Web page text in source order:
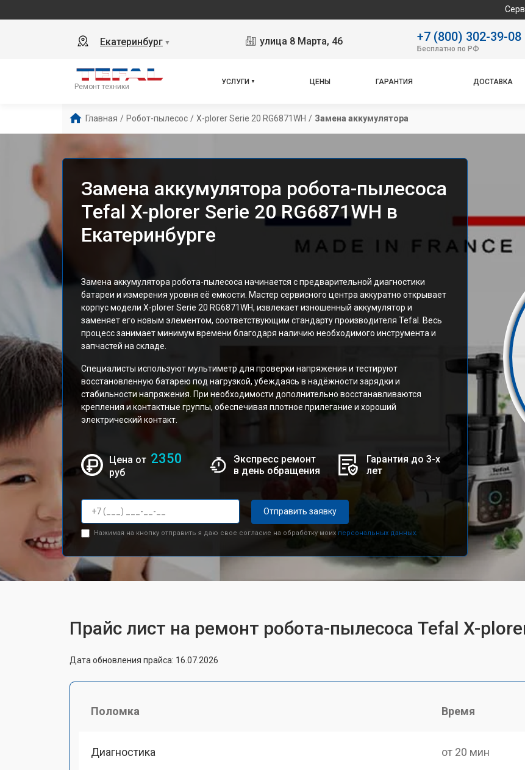
Сервисный
Екатеринбург ▼ улица 8 Марта, 46 +7 (800) 302-39-08
Бесплатно по РФ
Ремонт техники
УСЛУГИ ЦЕНЫ ГАРАНТИЯ ДОСТАВКА
Главная / Робот-пылесос / X-plorer Serie 20 RG6871WH / Замена аккумулятора
Замена аккумулятора робота-пылесоса
Tefal X-plorer Serie 20 RG6871WH в
Екатеринбурге
Замена аккумулятора робота-пылесоса начинается с предварительной диагностики
батареи и измерения уровня её емкости. Мастер сервисного центра аккуратно открывает
корпус модели X-plorer Serie 20 RG6871WH, извлекает изношенный аккумулятор и
заменяет его новым элементом, соответствующим стандарту производителя Tefal. Весь
процесс занимает минимум времени благодаря наличию необходимого инструмента и
запчастей на складе.
Специалисты используют мультиметр для проверки напряжения и тестируют
восстановленную батарею под нагрузкой, убеждаясь в надёжности зарядки и
стабильности напряжения. При необходимости дополнительно восстанавливаются
крепления и контактные группы, обеспечивая плотное прилегание и хороший
электрический контакт.
Цена от 2350
руб
Экспресс ремонт
в день обращения
Гарантия до 3-х
лет
Отправить заявку
Нажимая на кнопку отправить я даю свое согласие на обработку моих персональных данных.
Прайс лист на ремонт робота-пылесоса Tefal X-
Дата обновления прайса: 16.07.2026
Поломка Время
Диагностика от 20 мин